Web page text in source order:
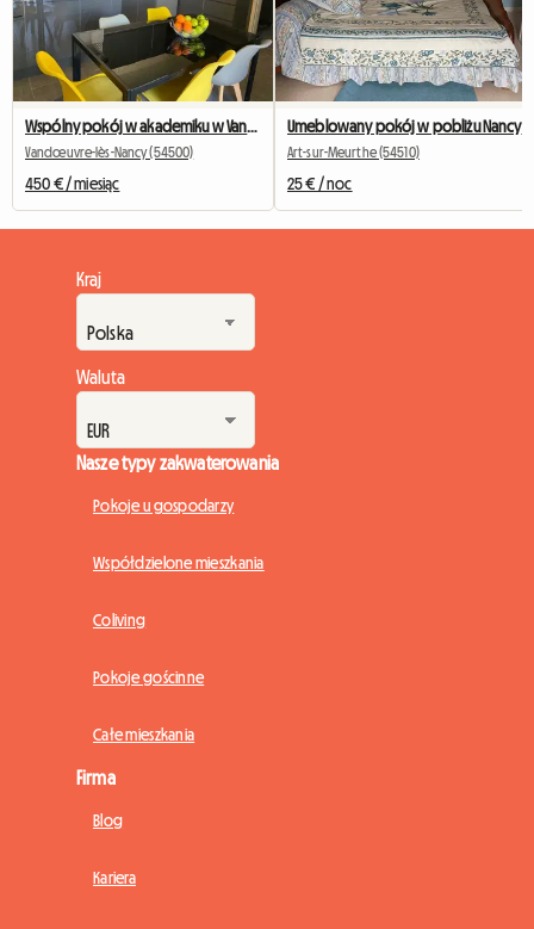
Vandœuvre-lès-Nancy (54500)
450 € / miesiąc
Umeblowany pokój w pobliżu Nancy
Art-sur-Meurthe (54510)
25 € / noc
Kraj
Waluta
Nasze typy zakwaterowania
Pokoje u gospodarzy
Współdzielone mieszkania
Coliving
Pokoje gościnne
Całe mieszkania
Firma
Blog
Kariera